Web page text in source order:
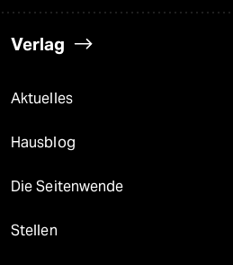
Verlag
Aktuelles
Hausblog
Die Seitenwende
Stellen